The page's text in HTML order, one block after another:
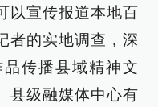
以宣传报道本地百
者的实地调查，深
传播县域精神文
县级融媒体中心有